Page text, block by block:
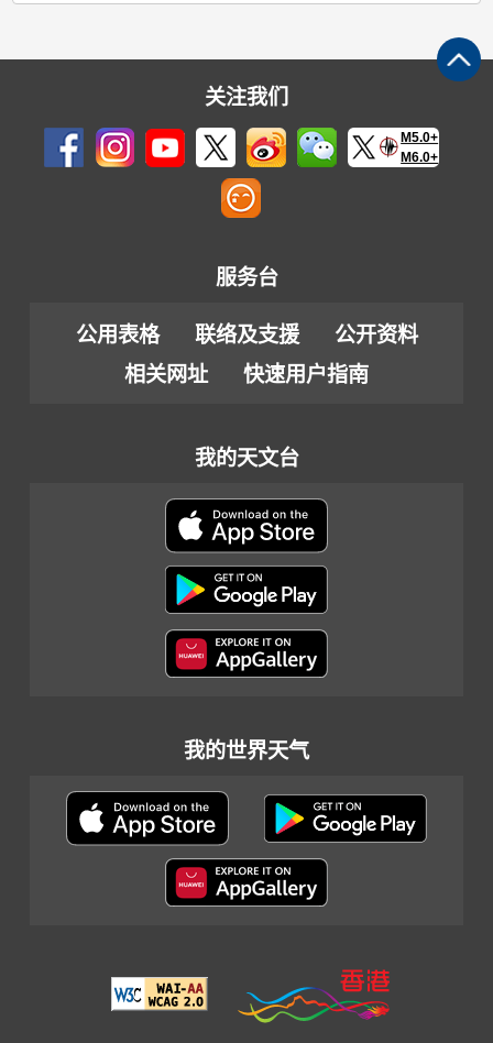
关注我们
M5.0+
M6.0+
服务台
公用表格 联络及支援
公开资料
相关网址
快速用户指南
我的天文台
我的世界天气